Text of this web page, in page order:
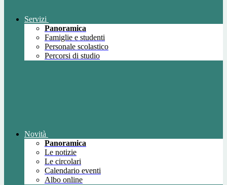
Servizi
Panoramica
Famiglie e studenti
Personale scolastico
Percorsi di studio
Novità
Panoramica
Le notizie
Le circolari
Calendario eventi
Albo online